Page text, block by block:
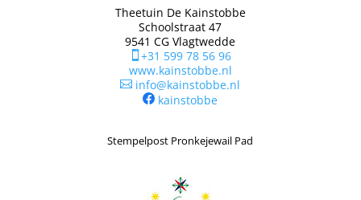
Theetuin De Kainstobbe
Schoolstraat 47
9541 CG Vlagtwedde
+31 599 78 56 96
www.kainstobbe.nl
 info@kainstobbe.nl
kainstobbe
Stempelpost Pronkejewail Pad